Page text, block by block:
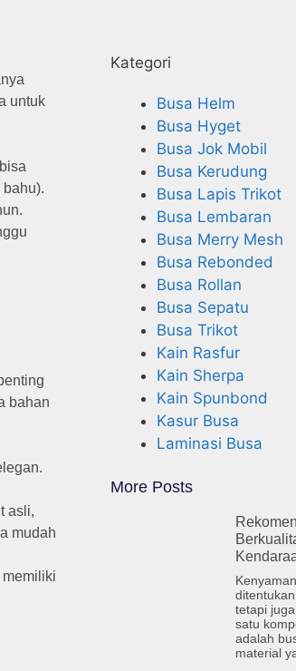
untuk
bahan
asli,
mudah
Kategori
Busa Helm
Busa Hyget
Busa Jok Mobil
Busa Kerudung
Busa Lapis Trikot
Busa Lembaran
Busa Merry Mesh
Busa Rebonded
Busa Rollan
Busa Sepatu
Busa Trikot
Kain Rasfur
Kain Sherpa
Kain Spunbond
Kasur Busa
Laminasi Busa
More Posts
tetapi
satu
adalah
material